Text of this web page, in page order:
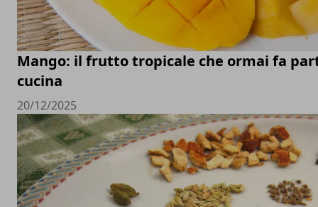
Mango: il frutto tropicale che ormai fa
cucina
20/12/2025